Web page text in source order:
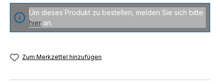
Um dieses Produkt zu bestellen, melden Sie sich bitte
hier an.
Zum Merkzettel hinzufügen